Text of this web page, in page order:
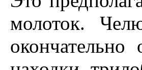
молоток.